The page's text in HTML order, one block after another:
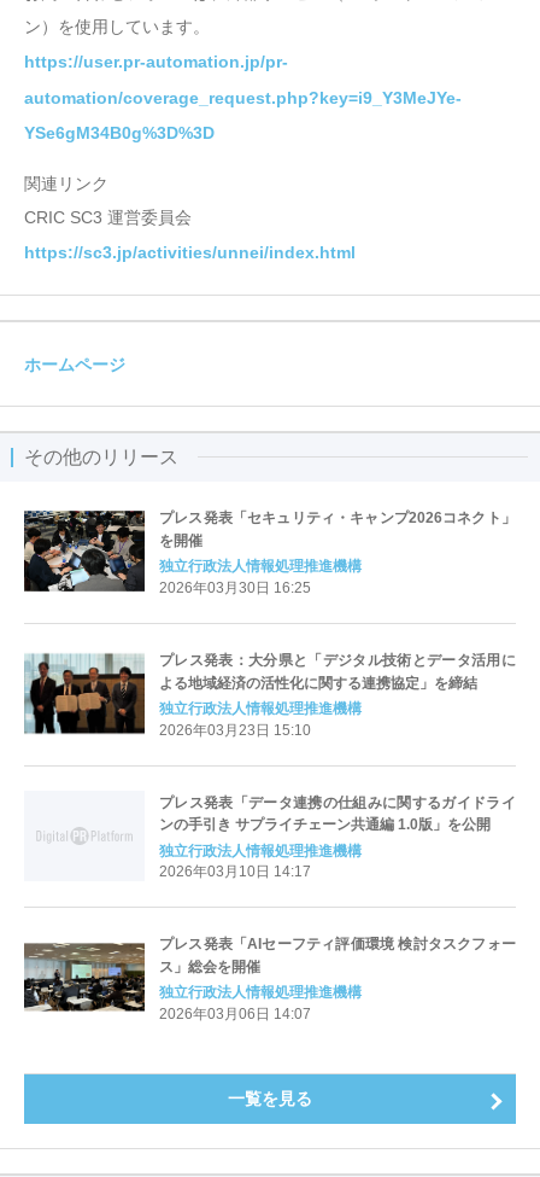
ン）を使用しています。
https://user.pr-automation.jp/pr-
automation/coverage_request.php?key=i9_Y3MeJYe-
YSe6gM34B0g%3D%3D
関連リンク
CRIC SC3 運営委員会
https://sc3.jp/activities/unnei/index.html
ホームページ
その他のリリース
プレス発表「セキュリティ・キャンプ2026コネクト」
を開催
独立行政法人情報処理推進機構
2026年03月30日 16:25
プレス発表：大分県と「デジタル技術とデータ活用に
よる地域経済の活性化に関する連携協定」を締結
独立行政法人情報処理推進機構
2026年03月23日 15:10
プレス発表「データ連携の仕組みに関するガイドライ
ンの手引き サプライチェーン共通編 1.0版」を公開
独立行政法人情報処理推進機構
2026年03月10日 14:17
プレス発表「AIセーフティ評価環境 検討タスクフォー
ス」総会を開催
独立行政法人情報処理推進機構
2026年03月06日 14:07
一覧を見る